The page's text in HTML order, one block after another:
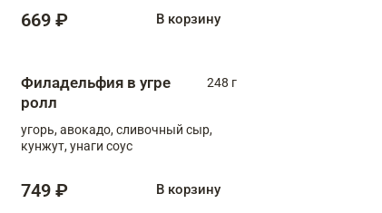
669 ₽ В корзину
Филадельфия в угре
ролл
248 г
угорь, авокадо, сливочный сыр,
кунжут, унаги соус
749 ₽ В корзину